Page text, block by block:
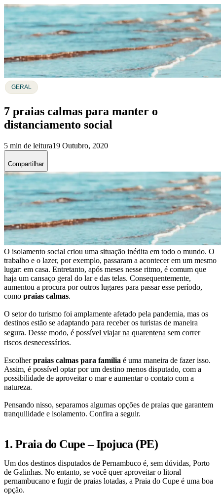
GERAL
7 praias calmas para manter o
distanciamento social
5 min de leitura19 Outubro, 2020
Compartilhar
O isolamento social criou uma situação inédita em todo o mundo. O
trabalho e o lazer, por exemplo, passaram a acontecer em um mesmo
lugar: em casa. Entretanto, após meses nesse ritmo, é comum que
haja um cansaço geral do lar e das telas. Consequentemente,
aumentou a procura por outros lugares para passar esse período,
como praias calmas.
O setor do turismo foi amplamente afetado pela pandemia, mas os
destinos estão se adaptando para receber os turistas de maneira
segura. Desse modo, é possível viajar na quarentena sem correr
riscos desnecessários.
Escolherpraias calmas para família é uma maneira de fazer isso.
Assim, é possível optar por um destino menos disputado, com a
possibilidade de aproveitar o mar e aumentar o contato com a
natureza.
Pensando nisso, separamos algumas opções de praias que garantem
tranquilidade e isolamento. Confira a seguir.
1. Praia do Cupe – Ipojuca (PE)
Um dos destinos disputados de Pernambuco é, sem dúvidas, Porto
de Galinhas. No entanto, se você quer aproveitar o litoral
pernambucano e fugir de praias lotadas, a Praia do Cupe é uma boa
opção.